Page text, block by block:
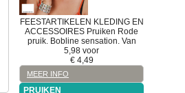
FEESTARTIKELEN KLEDING EN
ACCESSOIRES Pruiken Rode
pruik. Bobline sensation. Van
5,98 voor
€ 4,49
MEER INFO
PRUIKEN